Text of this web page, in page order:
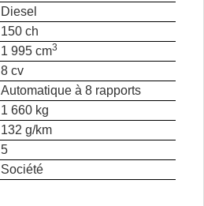
Diesel
150 ch
1 995 cm3
8 cv
Automatique à 8 rapports
1 660 kg
132 g/km
5
Société